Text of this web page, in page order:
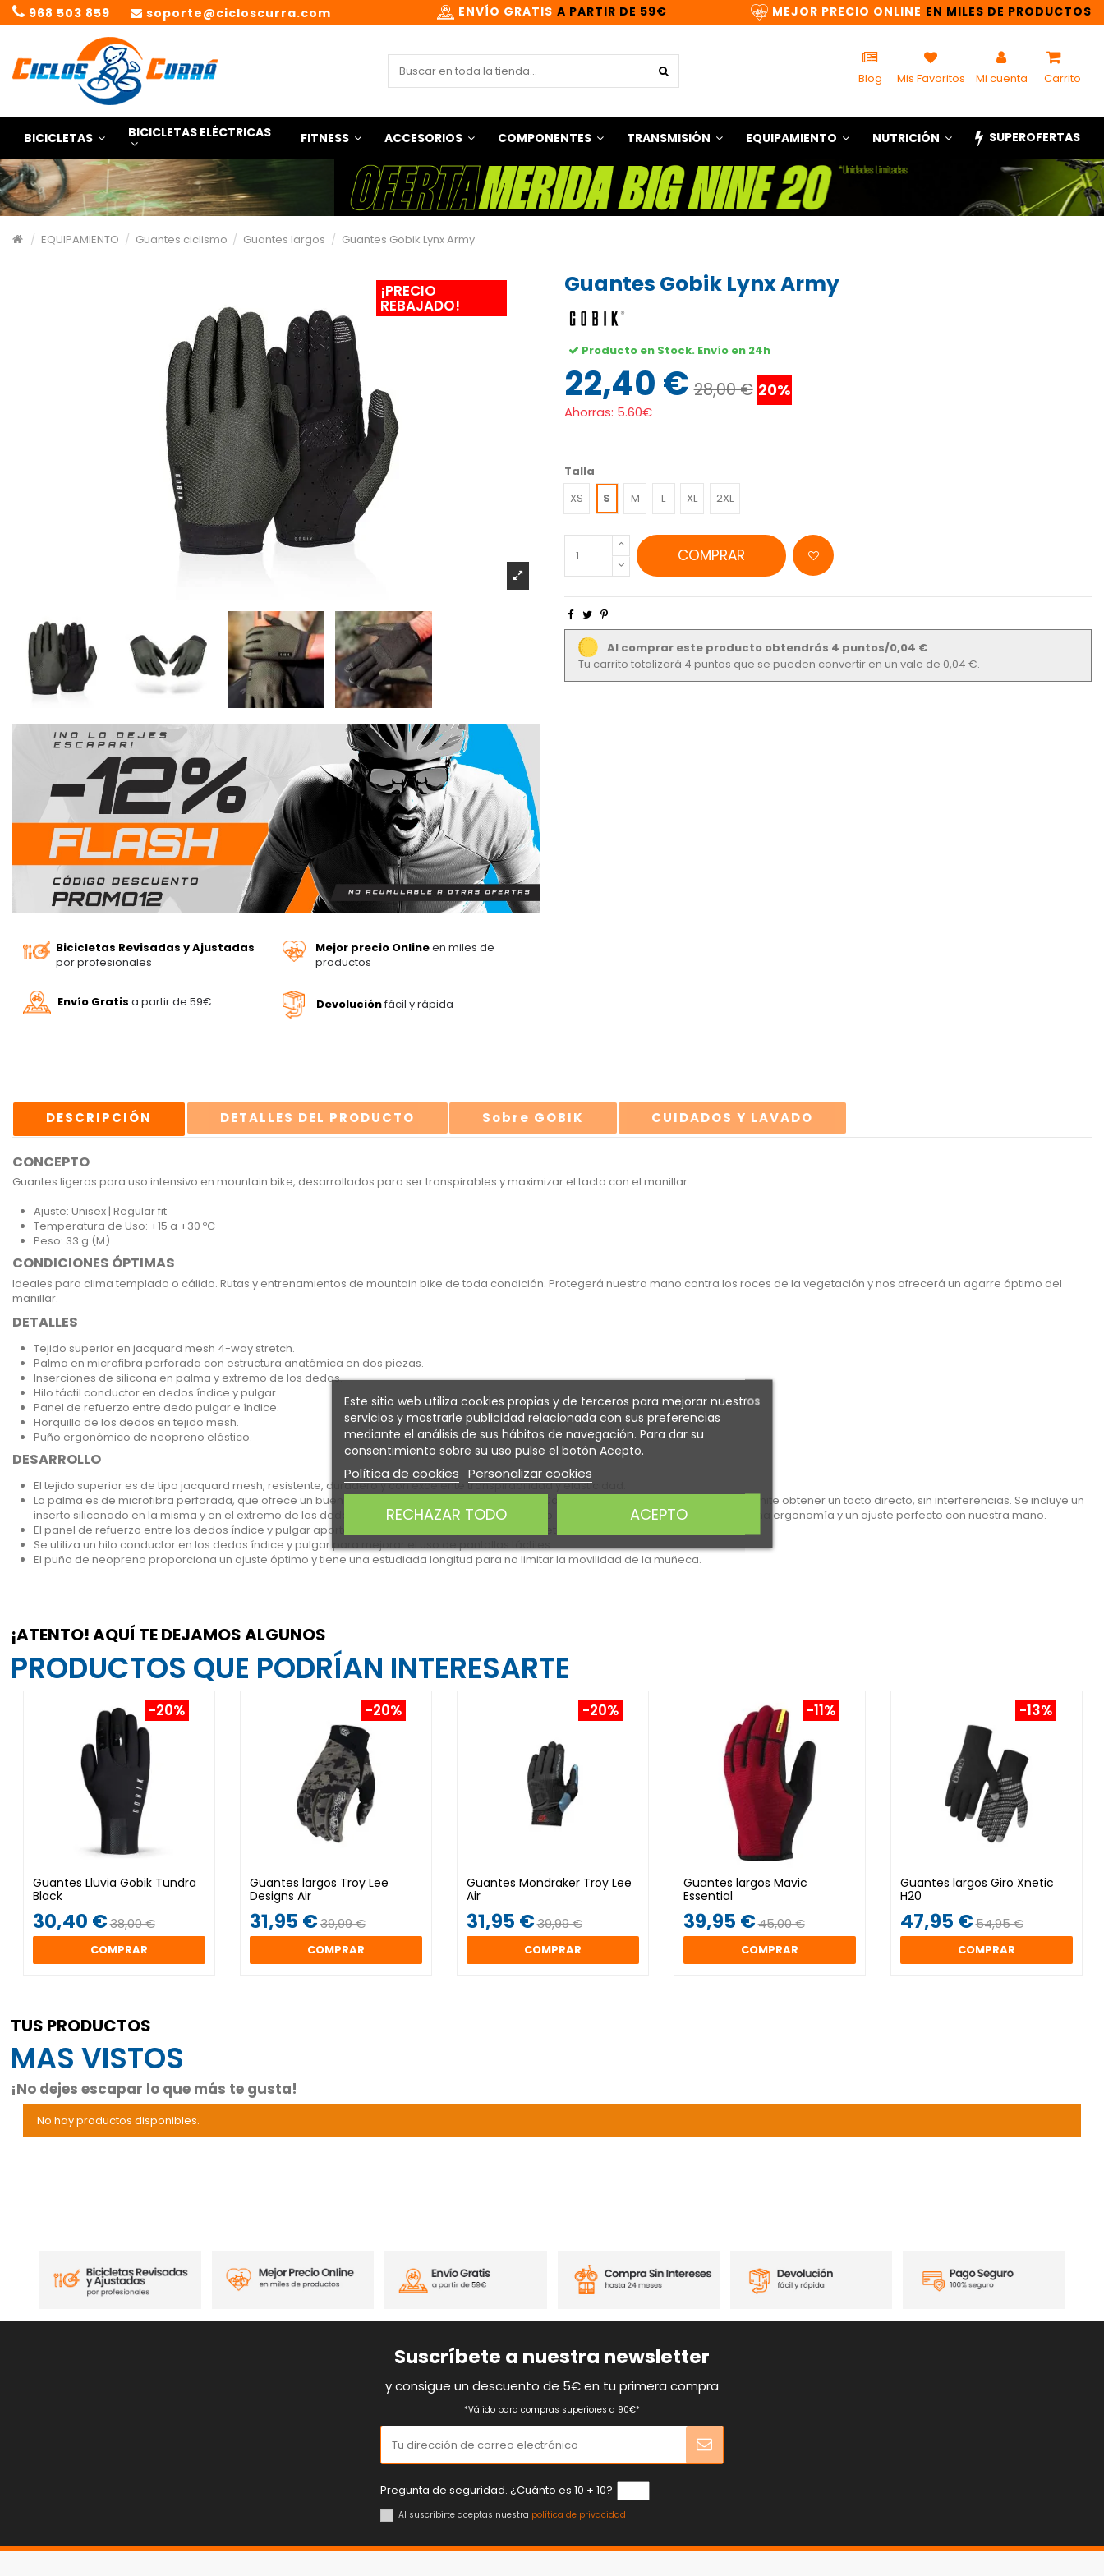
968 503 859 soporte@cicloscurra.com ENVÍO GRATIS A PARTIR DE 59€ MEJOR PRECIO ONLINE EN MILES DE PRODUCTOS
Blog Mis Favoritos Mi cuenta Carrito
BICICLETAS BICICLETAS ELÉCTRICAS FITNESS ACCESORIOS COMPONENTES TRANSMISIÓN EQUIPAMIENTO NUTRICIÓN SUPEROFERTAS
EQUIPAMIENTO Guantes ciclismo Guantes largos Guantes Gobik Lynx Army
¡PRECIO
REBAJADO!
Bicicletas Revisadas y Ajustadas
por profesionales
Mejor precio Onlineen miles de
productos
Envío Gratis a partir de 59€ Devoluciónfácil y rápida
Guantes Gobik Lynx Army
Producto en Stock. Envío en 24h
22,40 € 28,00 € 20%
Ahorras: 5.60€
Talla
XS
S M L XL 2XL
COMPRAR
Al comprar este producto obtendrás 4 puntos/0,04 €
Tu carrito totalizará 4 puntos que se pueden convertir en un vale de 0,04 €.
DESCRIPCIÓN DETALLES DEL PRODUCTO Sobre GOBIK CUIDADOS Y LAVADO
CONCEPTO
Guantes ligeros para uso intensivo en mountain bike, desarrollados para ser transpirables y maximizar el tacto con el manillar.
Ajuste: Unisex | Regular fit
Temperatura de Uso: +15 a +30 ºC
Peso: 33 g (M)
CONDICIONES ÓPTIMAS
Ideales para clima templado o cálido. Rutas y entrenamientos de mountain bike de toda condición. Protegerá nuestra mano contra los roces de la vegetación y nos ofrecerá un agarre óptimo del
manillar.
DETALLES
Tejido superior en jacquard mesh 4-way stretch.
Palma en microfibra perforada con estructura anatómica en dos piezas.
Inserciones de silicona en palma y extremo de los dedos.
Hilo táctil conductor en dedos índice y pulgar.
Panel de refuerzo entre dedo pulgar e índice.
Horquilla de los dedos en tejido mesh.
Puño ergonómico de neopreno elástico.
DESARROLLO
El tejido superior es de tipo jacquard mesh, resistente, duradero y con excelente transpirabilidad y elasticidad.
La palma es de microfibra perforada, que ofrece un buen control de humedad y refrigeración. Carece de almohadillas, lo que nos permite obtener un tacto directo, sin interferencias. Se incluye un
inserto siliconado en la misma y en el extremo de los dedos, que incrementa todavía más el grip. Su división en dos piezas, ofrece buena ergonomía y un ajuste perfecto con nuestra mano.
El panel de refuerzo entre los dedos índice y pulgar aporta un extra de confort y resistencia al deterioro.
Se utiliza un hilo conductor en los dedos índice y pulgar para mejorar el uso de pantallas táctiles.
El puño de neopreno proporciona un ajuste óptimo y tiene una estudiada longitud para no limitar la movilidad de la muñeca.
¡ATENTO! AQUÍ TE DEJAMOS ALGUNOS
PRODUCTOS QUE PODRÍAN INTERESARTE
-20%
Guantes Lluvia Gobik Tundra
Black
30,40 €38,00 €
COMPRAR
-20%
Guantes largos Troy Lee
Designs Air
31,95 €39,99 €
COMPRAR
-20%
Guantes Mondraker Troy Lee
Air
31,95 €39,99 €
COMPRAR
-11%
Guantes largos Mavic
Essential
39,95 €45,00 €
COMPRAR
-13%
Guantes largos Giro Xnetic
H20
47,95 €54,95 €
COMPRAR
TUS PRODUCTOS
MAS VISTOS
¡No dejes escapar lo que más te gusta!
No hay productos disponibles.
Suscríbete a nuestra newsletter
y consigue un descuento de 5€ en tu primera compra
*Válido para compras superiores a 90€*
Pregunta de seguridad. ¿Cuánto es 10 + 10?
Al suscribirte aceptas nuestra política de privacidad
Este sitio web utiliza cookies propias y de terceros para mejorar nuestros
servicios y mostrarle publicidad relacionada con sus preferencias
mediante el análisis de sus hábitos de navegación. Para dar su
consentimiento sobre su uso pulse el botón Acepto.
Política de cookies Personalizar cookies
RECHAZAR TODO ACEPTO